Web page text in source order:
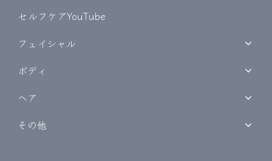
セルフケアYouTube
フェイシャル
ボディ
ヘア
その他